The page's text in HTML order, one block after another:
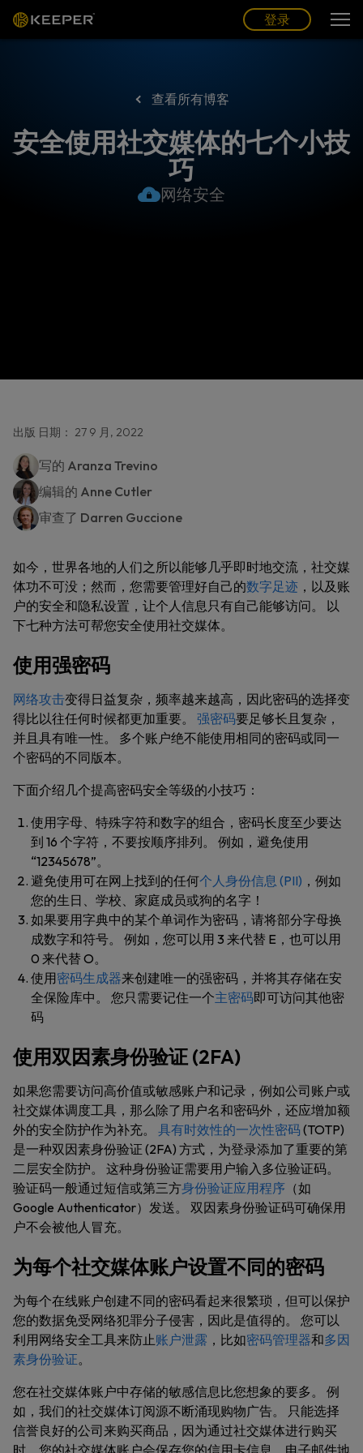
登录
查看所有博客
安全使用社交媒体的七个小技
巧
网络安全
出版 日期： 27 9 月, 2022
写的 Aranza Trevino
编辑的 Anne Cutler
审查了 Darren Guccione
如今，世界各地的人们之所以能够几乎即时地交流，社交媒
体功不可没；然而，您需要管理好自己的数字足迹 ，以及账
户的安全和隐私设置，让个人信息只有自己能够访问。 以
下七种方法可帮您安全使用社交媒体。
使用强密码
网络攻击变得日益复杂，频率越来越高，因此密码的选择变
得比以往任何时候都更加重要。 强密码要足够长且复杂，
并且具有唯一性。 多个账户绝不能使用相同的密码或同一
个密码的不同版本。
下面介绍几个提高密码安全等级的小技巧：
使用字母、特殊字符和数字的组合，密码长度至少要达
到 16 个字符，不要按顺序排列。 例如，避免使用
“12345678”。
避免使用可在网上找到的任何个人身份信息 (PII) ，例如
您的生日、学校、家庭成员或狗的名字！
如果要用字典中的某个单词作为密码，请将部分字母换
成数字和符号。 例如，您可以用 3 来代替 E，也可以用
0 来代替 O。
使用密码生成器来创建唯一的强密码，并将其存储在安
全保险库中。 您只需要记住一个主密码即可访问其他密
码
使用双因素身份验证 (2FA)
如果您需要访问高价值或敏感账户和记录，例如公司账户或
社交媒体调度工具，那么除了用户名和密码外，还应增加额
外的安全防护作为补充。 具有时效性的一次性密码 (TOTP)
是一种双因素身份验证 (2FA) 方式，为登录添加了重要的第
二层安全防护。 这种身份验证需要用户输入多位验证码。
验证码一般通过短信或第三方身份验证应用程序 （如
Google Authenticator）发送。 双因素身份验证码可确保用
户不会被他人冒充。
为每个社交媒体账户设置不同的密码
为每个在线账户创建不同的密码看起来很繁琐，但可以保护
您的数据免受网络犯罪分子侵害，因此是值得的。 您可以
利用网络安全工具来防止账户泄露 ，比如密码管理器和多因
素身份验证。
您在社交媒体账户中存储的敏感信息比您想象的要多。 例
如，我们的社交媒体订阅源不断涌现购物广告。 只能选择
信誉良好的公司来购买商品，因为通过社交媒体进行购买
时，您的社交媒体账户会保存您的信用卡信息、电子邮件地